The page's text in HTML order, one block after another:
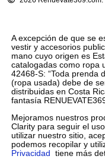
A excepción de que se
vestir y accesorios
mano cuyo origen es
catalogadas como ropa
42468-S: “Toda prenda
(ropa usada) debe de
distribuidas en Costa
fantasía
Mejoramos nuestros
Clarity para seguir el
utilizar nuestro sitio,
podemos recopilar y
Privacidad tiene más